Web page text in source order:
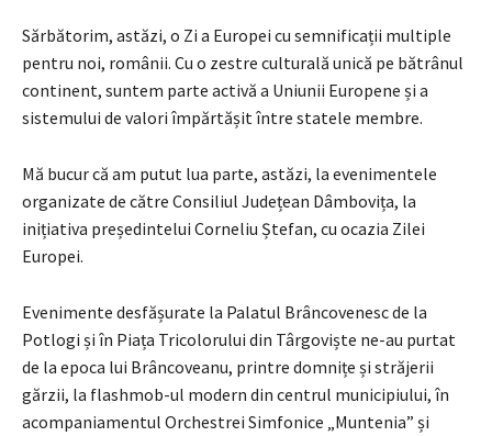
Sărbătorim, astăzi, o Zi a Europei cu semnificații multiple
pentru noi, românii. Cu o zestre culturală unică pe bătrânul
continent, suntem parte activă a Uniunii Europene și a
sistemului de valori împărtășit între statele membre.
Mă bucur că am putut lua parte, astăzi, la evenimentele
organizate de către Consiliul Județean Dâmbovița, la
inițiativa președintelui Corneliu Ștefan, cu ocazia Zilei
Europei.
Evenimente desfășurate la Palatul Brâncovenesc de la
Potlogi și în Piața Tricolorului din Târgoviște ne-au purtat
de la epoca lui Brâncoveanu, printre domnițe și străjerii
gărzii, la flashmob-ul modern din centrul municipiului, în
acompaniamentul Orchestrei Simfonice „Muntenia” și